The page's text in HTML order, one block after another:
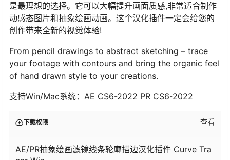
是最理想的选择。它可以大幅提升画面质感,非常适合制作
动感态图片和抽象绘画动画。这个汉化插件一定会给您的
创作带来全新的视觉体验!
From pencil drawings to abstract sketching – trace
your footage with contours and bring the organic feel
of hand drawn style to your creations.
支持Win/Mac系统：AE CS6-2022 PR CS6-2022
下载权限 查看
AE/PR抽象绘画滤镜线条轮廓描边汉化插件 Curve Tra